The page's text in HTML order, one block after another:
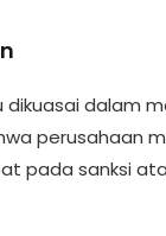
dikuasai dalam
perusahaan
pada sanksi